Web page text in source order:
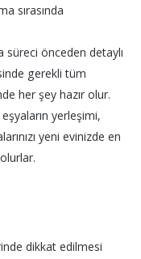
sırasında
süreci önceden detaylı
gerekli tüm
her şey hazır olur.
yerleşimi,
yeni evinizde en
dikkat edilmesi